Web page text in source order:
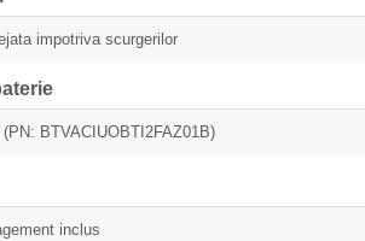
impotriva scurgerilor
BTVACIUOBTI2FAZ01B)
inclus